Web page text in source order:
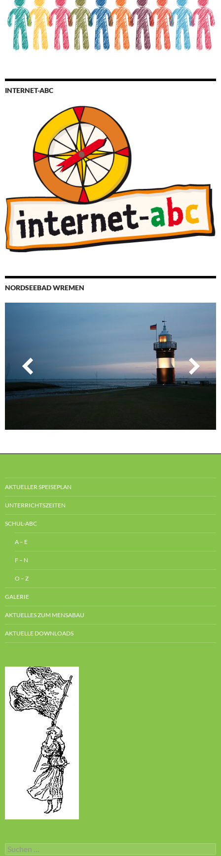
INTERNET-ABC
NORDSEEBAD WREMEN
AKTUELLER SPEISEPLAN
UNTERRICHTSZEITEN
SCHUL-ABC
A – E
F – N
O – Z
GALERIE
AKTUELLES ZUM MENSABAU
AKTUELLE DOWNLOADS
Suchen